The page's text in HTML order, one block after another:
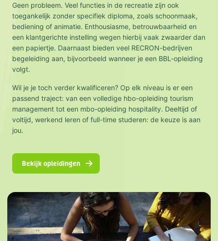
Geen probleem. Veel functies in de recreatie zijn ook
toegankelijk zonder specifiek diploma, zoals schoonmaak,
bediening of animatie. Enthousiasme, betrouwbaarheid en
een klantgerichte instelling wegen hierbij vaak zwaarder dan
een papiertje. Daarnaast bieden veel RECRON-bedrijven
begeleiding aan, bijvoorbeeld wanneer je een BBL-opleiding
volgt.
Wil je je toch verder kwalificeren? Op elk niveau is er een
passend traject: van een volledige hbo-opleiding tourism
management tot een mbo-opleiding hospitality. Deeltijd of
voltijd, werkend leren of full-time studeren: de keuze is aan
jou.
Bekijk opleidingen